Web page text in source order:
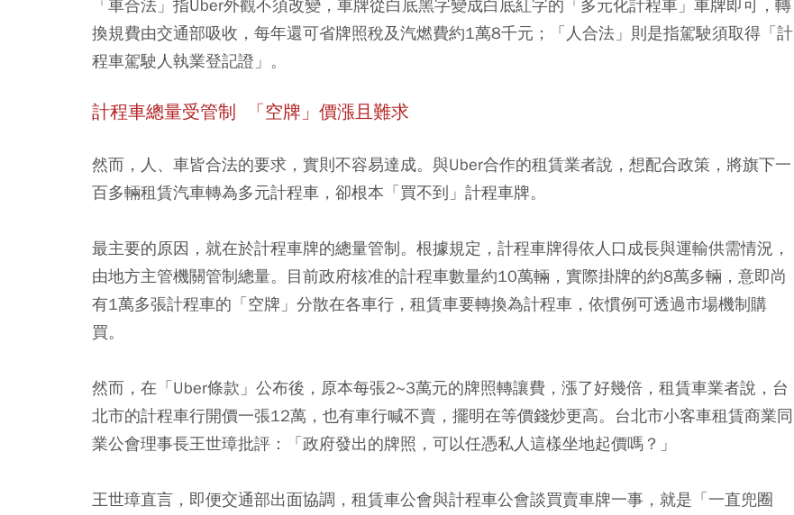
「車合法」指Uber外觀不須改變，車牌從白底黑字變成白底紅字的「多元化計程車」車牌即可，轉
換規費由交通部吸收，每年還可省牌照稅及汽燃費約1萬8千元；「人合法」則是指駕駛須取得「計
程車駕駛人執業登記證」。
計程車總量受管制 「空牌」價漲且難求
然而，人、車皆合法的要求，實則不容易達成。與Uber合作的租賃業者說，想配合政策，將旗下一
百多輛租賃汽車轉為多元計程車，卻根本「買不到」計程車牌。
最主要的原因，就在於計程車牌的總量管制。根據規定，計程車牌得依人口成長與運輸供需情況，
由地方主管機關管制總量。目前政府核准的計程車數量約10萬輛，實際掛牌的約8萬多輛，意即尚
有1萬多張計程車的「空牌」分散在各車行，租賃車要轉換為計程車，依慣例可透過市場機制購
買。
然而，在「Uber條款」公布後，原本每張2~3萬元的牌照轉讓費，漲了好幾倍，租賃車業者說，台
北市的計程車行開價一張12萬，也有車行喊不賣，擺明在等價錢炒更高。台北市小客車租賃商業同
業公會理事長王世璋批評：「政府發出的牌照，可以任憑私人這樣坐地起價嗎？」
王世璋直言，即便交通部出面協調，租賃車公會與計程車公會談買賣車牌一事，就是「一直兜圈